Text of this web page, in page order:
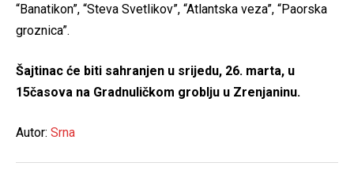
“Banatikon”, “Steva Svetlikov”, “Atlantska veza”, “Paorska
groznica”.
Šajtinac će biti sahranjen u srijedu, 26. marta, u
15časova na Gradnuličkom groblju u Zrenjaninu.
Autor: Srna